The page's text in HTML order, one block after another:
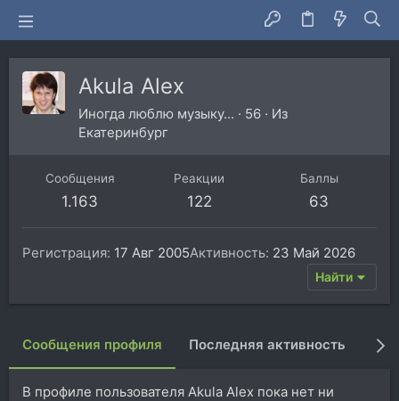
Akula Alex
Иногда люблю музыку... · 56 · Из
Екатеринбург
Сообщения
1.163
Реакции
122
Баллы
63
Регистрация 17 Авг 2005Активность 23 Май 2026
Найти
Сообщения профиля Последняя активность
В профиле пользователя Akula Alex пока нет ни